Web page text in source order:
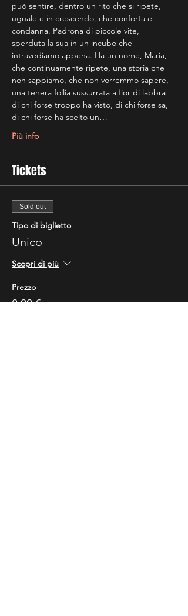
può sentire, dentro un rito che si ripete,
uguale e in crescendo, che conforta e
condanna. Padrona di piccole vite,
sperduta la sua in un incubo che
intravediamo appena. Ha un nome, Maria,
che continuamente ripete, una storia che
non sappiamo, che non vorremmo sapere,
una tenera follia sussurrata a fior di labbra
di chi forse troppo ha visto, di chi forse sa,
di chi forse ha scelto un…
Più info
Tickets
Sold out
Tipo di biglietto
Unico
Scopri di più
Prezzo
8,00 €